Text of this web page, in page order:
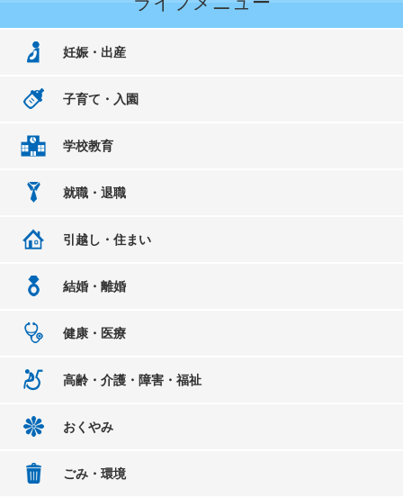
妊娠・出産
子育て・入園
学校教育
就職・退職
引越し・住まい
結婚・離婚
健康・医療
高齢・介護・障害・福祉
おくやみ
ごみ・環境